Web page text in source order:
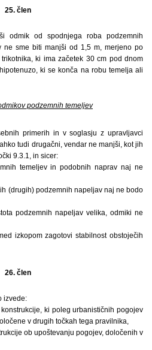
25. člen
odmik od spodnjega roba podzemnih
ne sme biti manjši od 1,5 m, merjeno po
ki ima začetek 30 cm pod dnom
ki se konča na robu temelja ali
podzemnih temeljev
primerih in v soglasju z upravljavci
tudi drugačni, vendar ne manjši, kot jih
9.3.1, in sicer:
temeljev in podobnih naprav naj ne
(drugih) podzemnih napeljav naj ne bodo
podzemnih napeljav velika, odmiki ne
izkopom zagotovi stabilnost obstoječih
26. člen
izvede:
ki poleg urbanističnih pogojev
v drugih točkah tega pravilnika,
ob upoštevanju pogojev, določenih v